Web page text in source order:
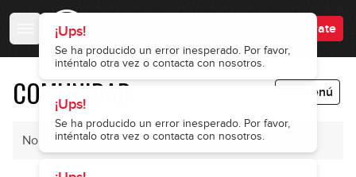
¡Ups!
Se ha producido un error inesperado. Por favor,
inténtalo otra vez o contacta con nosotros.
¡Ups!
Se ha producido un error inesperado. Por favor,
inténtalo otra vez o contacta con nosotros.
Regístrate
COMUNIDAD Menú
No hay mensajes